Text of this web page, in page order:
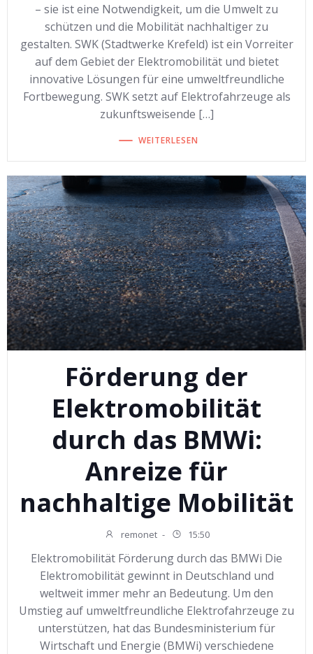
– sie ist eine Notwendigkeit, um die Umwelt zu
schützen und die Mobilität nachhaltiger zu
gestalten. SWK (Stadtwerke Krefeld) ist ein Vorreiter
auf dem Gebiet der Elektromobilität und bietet
innovative Lösungen für eine umweltfreundliche
Fortbewegung. SWK setzt auf Elektrofahrzeuge als
zukunftsweisende […]
WEITERLESEN
Förderung der
Elektromobilität
durch das BMWi:
Anreize für
nachhaltige Mobilität
remonet - 15:50
Elektromobilität Förderung durch das BMWi Die
Elektromobilität gewinnt in Deutschland und
weltweit immer mehr an Bedeutung. Um den
Umstieg auf umweltfreundliche Elektrofahrzeuge zu
unterstützen, hat das Bundesministerium für
Wirtschaft und Energie (BMWi) verschiedene